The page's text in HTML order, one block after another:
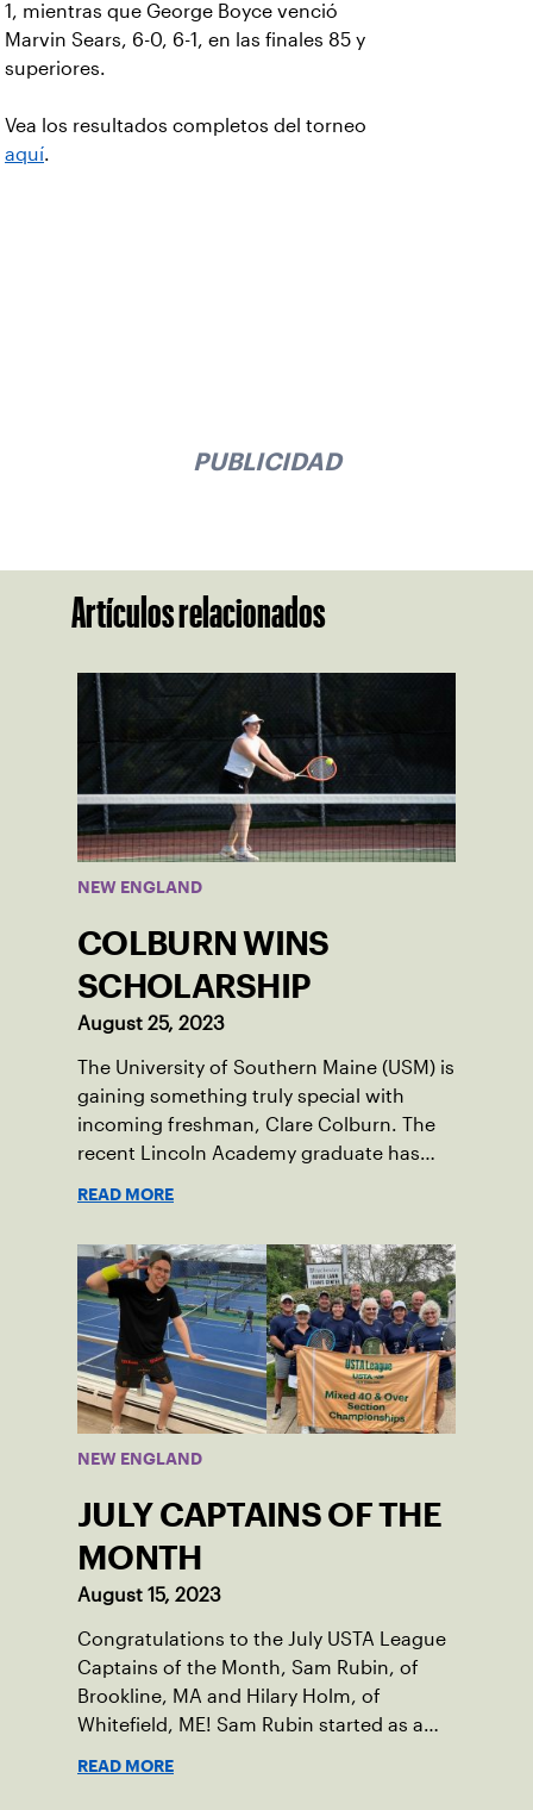
1, mientras que George Boyce venció
Marvin Sears, 6-0, 6-1, en las finales 85 y
superiores.
Vea los resultados completos del torneo
aquí.
PUBLICIDAD
Artículos relacionados
NEW ENGLAND
COLBURN WINS
SCHOLARSHIP
August 25, 2023
The University of Southern Maine (USM) is
gaining something truly special with
incoming freshman, Clare Colburn. The
recent Lincoln Academy graduate has
Damariscotta, ME and those around her
throughout her childhood.
READ MORE
NEW ENGLAND
JULY CAPTAINS OF THE
MONTH
August 15, 2023
Congratulations to the July USTA League
Captains of the Month, Sam Rubin, of
Brookline, MA and Hilary Holm, of
Whitefield, ME! Sam Rubin started as a
READ MORE